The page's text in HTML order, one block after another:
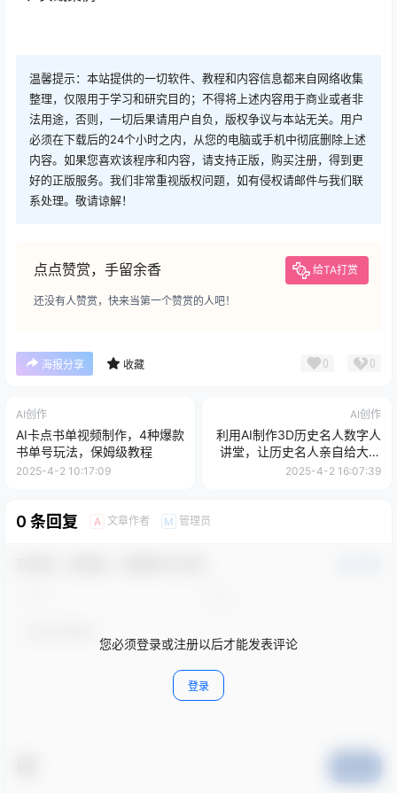
温馨提示：本站提供的一切软件、教程和内容信息都来自网络收集
整理，仅限用于学习和研究目的；不得将上述内容用于商业或者非
法用途，否则，一切后果请用户自负，版权争议与本站无关。用户
必须在下载后的24个小时之内，从您的电脑或手机中彻底删除上述
内容。如果您喜欢该程序和内容，请支持正版，购买注册，得到更
好的正版服务。我们非常重视版权问题，如有侵权请邮件与我们联
系处理。敬请谅解！
点点赞赏，手留余香 给TA打赏
还没有人赞赏，快来当第一个赞赏的人吧！
海报分享 收藏 0 0
AI创作
AI卡点书单视频制作，4种爆款
书单号玩法，保姆级教程
2025-4-2 10:17:09
AI创作
利用AI制作3D历史名人数字人
讲堂，让历史名人亲自给大家
上堂精彩的课
2025-4-2 16:07:39
0 条回复 A 文章作者 M 管理员
您必须登录或注册以后才能发表评论
登录